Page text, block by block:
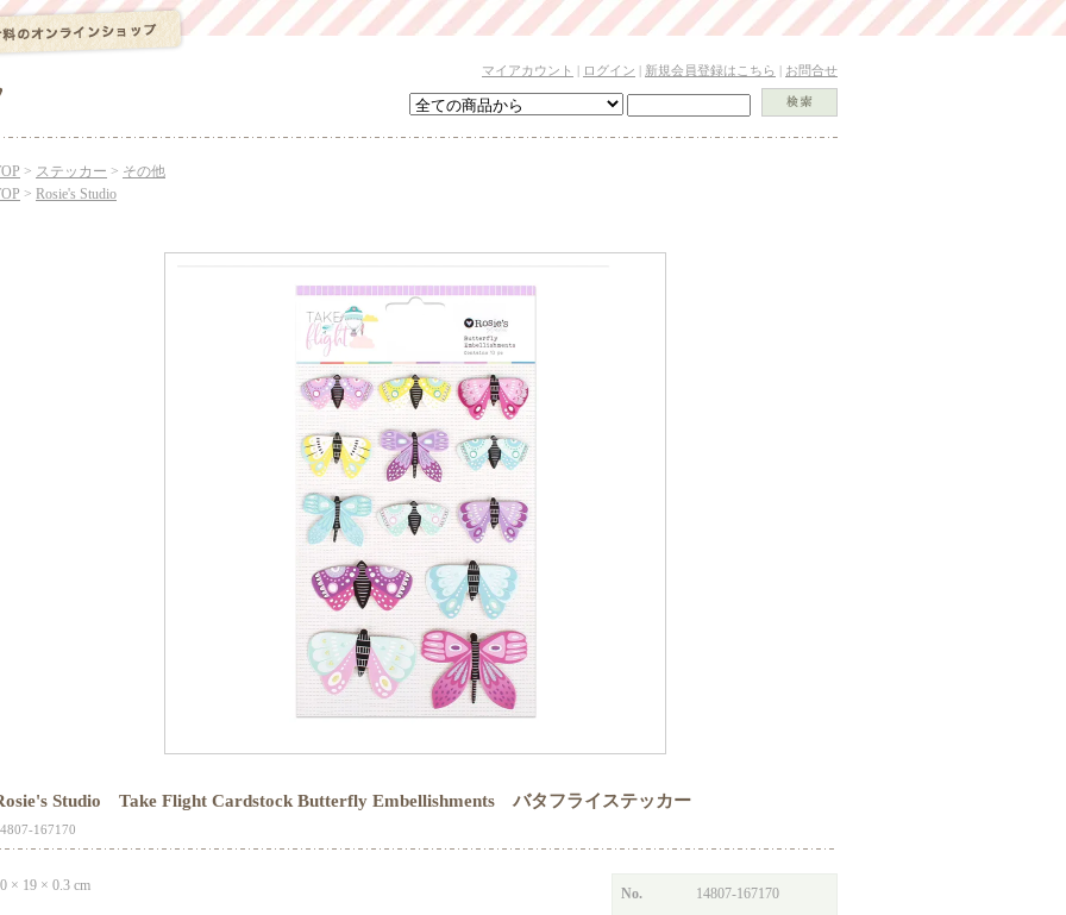
マイアカウント | ログイン | 新規会員登録はこちら | お問合せ
> ステッカー > その他
> Rosie's Studio
Studio Take Flight Cardstock Butterfly Embellishments バタフライステッカー
167170
× 19 × 0.3 cm No. 14807-167170